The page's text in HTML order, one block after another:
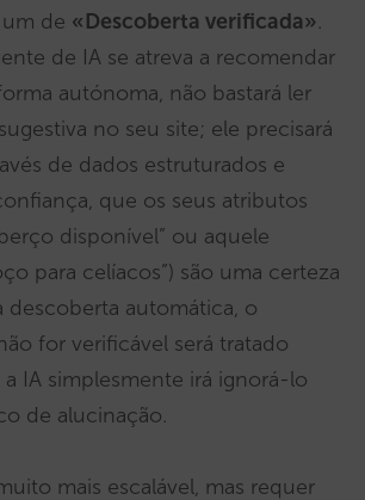
de «Descoberta verificada».
de IA se atreva a recomendar
autónoma, não bastará ler
no seu site; ele precisará
de dados estruturados e
que os seus atributos
disponível” ou aquele
para celíacos”) são uma certeza
descoberta automática, o
for verificável será tratado
a IA simplesmente irá ignorá-lo
de alucinação.
mais escalável, mas requer